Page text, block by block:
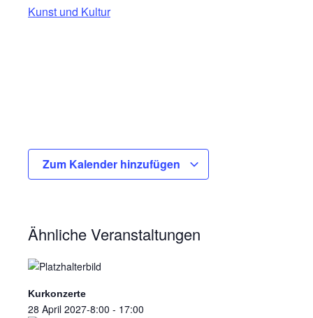
Kunst und Kultur
Zum Kalender hinzufügen
Ähnliche Veranstaltungen
Kurkonzerte
28 April 2027-8:00 - 17:00